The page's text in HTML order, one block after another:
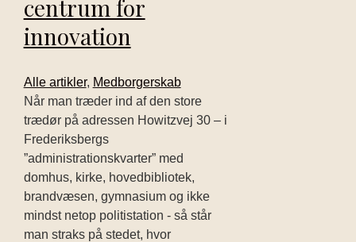
centrum for
innovation
Alle artikler, Medborgerskab
Når man træder ind af den store
trædør på adressen Howitzvej 30 – i
Frederiksbergs
”administrationskvarter” med
domhus, kirke, hovedbibliotek,
brandvæsen, gymnasium og ikke
mindst netop politistation - så står
man straks på stedet, hvor